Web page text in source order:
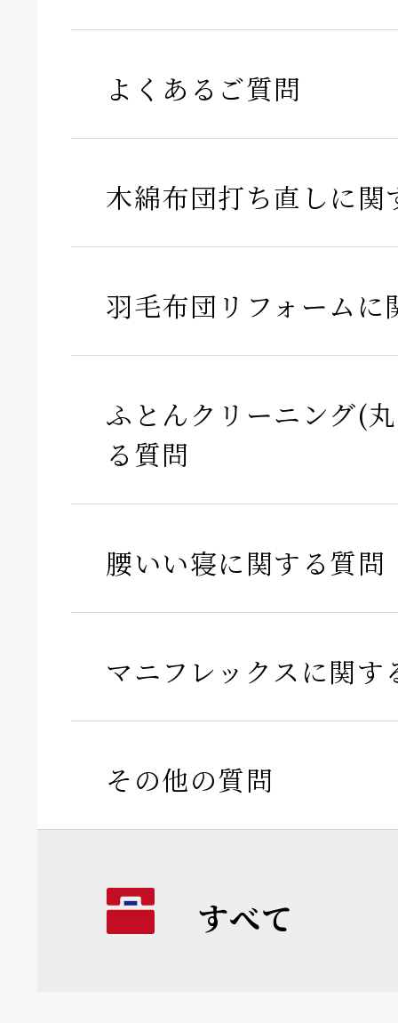
よくあるご質問
木綿布団打ち直しに関
羽毛布団リフォームに
ふとんクリーニング(
る質問
腰いい寝に関する質問
マニフレックスに関す
その他の質問
すべて